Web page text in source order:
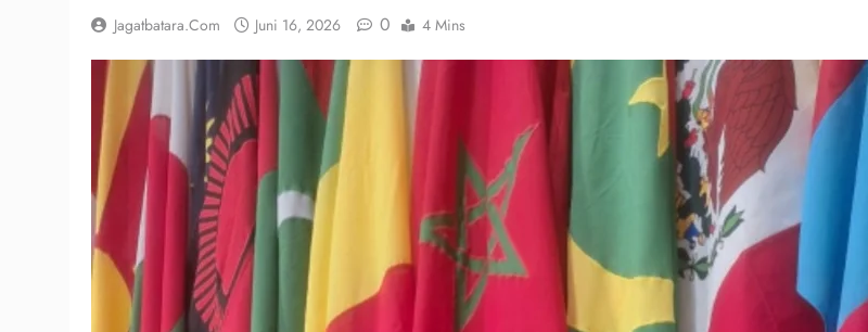
Jagatbatara.com Juni 16, 2026 0 4 Mins